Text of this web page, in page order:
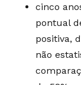
cinco
pontual
positiva,
não